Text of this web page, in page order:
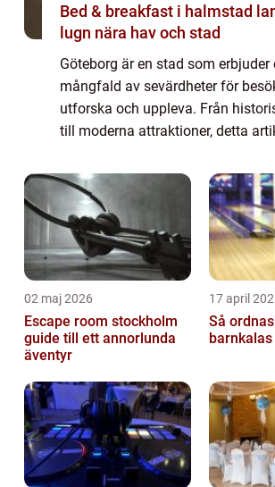
Bed & breakfast i halmstad lantligt
lugn nära hav och stad
Göteborg är en stad som erbjuder
mångfald av sevärdheter för
utforska och uppleva. Från
till moderna attraktioner, detta
populära sevärdheterna i
02 maj 2026
Escape room stockholm
guide till ett annorlunda
äventyr
17 april
Så